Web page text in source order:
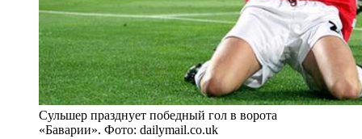
Сульшер празднует победный гол в ворота
«Баварии». Фото: dailymail.co.uk